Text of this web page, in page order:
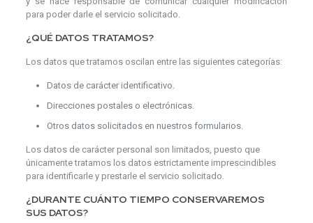
para poder darle el servicio solicitado.
¿QUÉ DATOS TRATAMOS?
Los datos que tratamos oscilan entre las siguientes categorías:
Datos de carácter identificativo.
Direcciones postales o electrónicas.
Otros datos solicitados en nuestros formularios.
Los datos de carácter personal son limitados, puesto que
únicamente tratamos los datos estrictamente imprescindibles
para identificarle y prestarle el servicio solicitado.
¿DURANTE CUÁNTO TIEMPO CONSERVAREMOS
SUS DATOS?